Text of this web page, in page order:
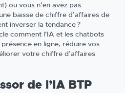
ou vous n’en avez pas.
baisse de chiffre d’affaires de
inverser la tendance ?
comment l’IA et les chatbots
en ligne, réduire vos
votre chiffre d’affaires
de l’IA BTP